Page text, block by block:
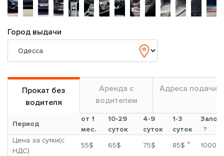
Город выдачи
Прокат без
водителя
Аренда с
водителем
Адреса подачи
Период
от 1
мес.
10-29
суток
4-9
суток
1-3
суток
Залог
?
Цена за сутки(с
НДС)
55$ 65$ 75$ 85$ *
1000$